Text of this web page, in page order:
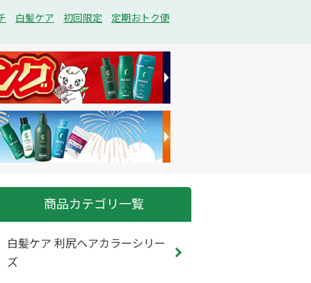
白髪ケア 初回限定 定期おトク便
商品カテゴリ一覧
白髪ケア 利尻ヘアカラーシリー
ズ